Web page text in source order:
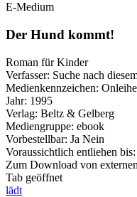
E-Medium
Der Hund kommt!
Roman für Kinder
Verfasser: Suche nach
Medienkennzeichen: Onleihe
Jahr: 1995
Verlag: Beltz & Gelberg
Mediengruppe: ebook
Vorbestellbar: Ja Nein
Voraussichtlich entliehen bis:
Zum Download von
Tab geöffnet
lädt